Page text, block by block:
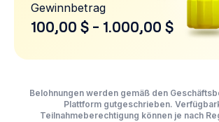
Gewinnbetrag
100,00 $ - 1.000,00 $
Belohnungen werden gemäß den
Plattform gutgeschrieben.
Teilnahmeberechtigung können je nach